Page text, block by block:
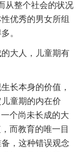
从整个社会的状况
优秀的男女所组
。
大人，儿童期有
长本身的价值，
童期的内在价
个尚未长成的大
而教育的唯一目
，这种错误观念